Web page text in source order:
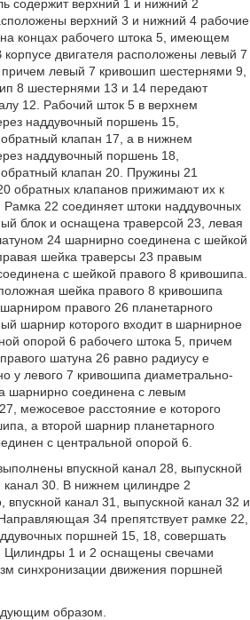
содержит верхний 1 и нижний 2
верхний 3 и нижний 4 рабочие
концах рабочего штока 5, имеющем
двигателя расположены левый 7
левый 7 кривошип шестернями 9,
8 шестернями 13 и 14 передают
12. Рабочий шток 5 в верхнем
наддувочный поршень 15,
клапан 17, а в нижнем
наддувочный поршень 18,
клапан 20. Пружины 21
обратных клапанов прижимают их к
22 соединяет штоки наддувочных
блок и оснащена траверсой 23, левая
24 шарнирно соединена с шейкой
шейка траверсы 23 правым
с шейкой правого 8 кривошипа.
шейка правого 8 кривошипа
правого 26 планетарного
шарнир которого входит в шарнирное
опорой 6 рабочего штока 5, причем
шатуна 26 равно радиусу e
у левого 7 кривошипа диаметрально-
шарнирно соединена с левым
межосевое расстояние e которого
а второй шарнир планетарного
с центральной опорой 6.
впускной канал 28, выпускной
канал 30. В нижнем цилиндре 2
впускной канал 31, выпускной канал 32 и
34 препятствует рамке 22,
поршней 15, 18, совершать
Цилиндры 1 и 2 оснащены свечами
синхронизации движения поршней
образом.